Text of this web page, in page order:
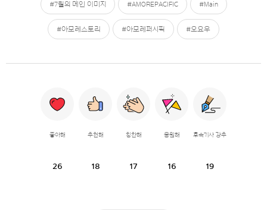
#7월의 메인 이미지 #AMOREPACIFIC #Main
#아모레스토리 #아모레퍼시픽 #오요우
좋아해
26
추천해
18
칭찬해
17
응원해
16
후속기사 강추
19